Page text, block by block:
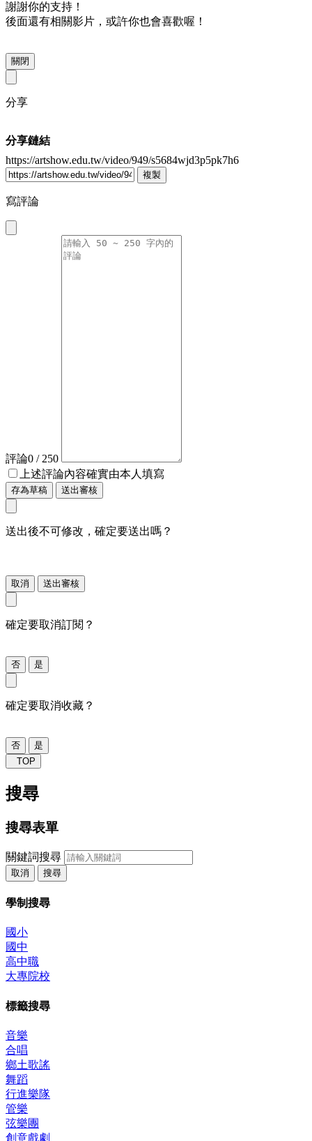
謝謝你的支持！
後面還有相關影片，或許你也會喜歡喔！
關閉
分享
分享鏈結
https://artshow.edu.tw/video/949/s5684wjd3p5pk7h6
複製
寫評論
評論0 / 250
上述評論內容確實由本人填寫
存為草稿 送出審核
送出後不可修改，確定要送出嗎？
取消 送出審核
確定要取消訂閱？
否 是
確定要取消收藏？
否
是
TOP
搜尋
搜尋表單
關鍵詞搜尋
取消 搜尋
學制搜尋
國小
國中
高中職
大專院校
標籤搜尋
音樂
合唱
鄉土歌謠
舞蹈
行進樂隊
管樂
弦樂團
創意戲劇